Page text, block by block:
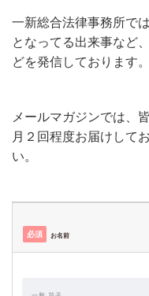
一新総合法律事務所で
となってる出来事など
どを発信しております。
メールマガジンでは、
月２回程度お届けして
い。
必須 お名前